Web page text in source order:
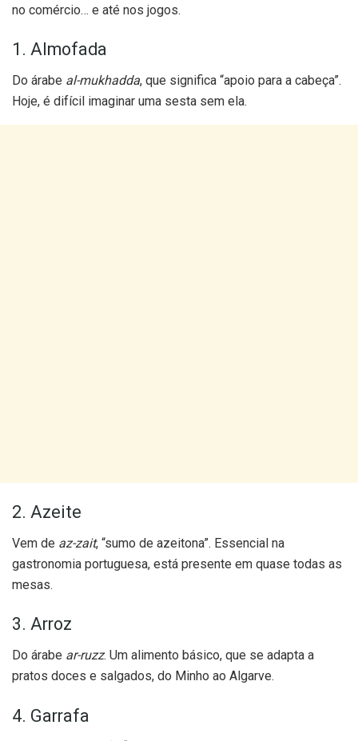
no comércio… e até nos jogos.
1. Almofada
Do árabe al-mukhadda, que significa “apoio para a cabeça”.
Hoje, é difícil imaginar uma sesta sem ela.
2. Azeite
Vem de az-zait, “sumo de azeitona”. Essencial na
gastronomia portuguesa, está presente em quase todas as
mesas.
3. Arroz
Do árabe ar-ruzz. Um alimento básico, que se adapta a
pratos doces e salgados, do Minho ao Algarve.
4. Garrafa